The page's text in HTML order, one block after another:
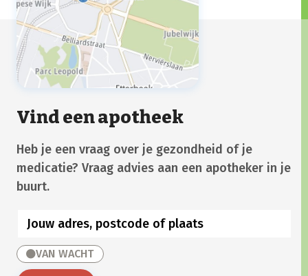
Vind een apotheek
Heb je een vraag over je gezondheid of je
medicatie? Vraag advies aan een apotheker in je
buurt.
VAN WACHT